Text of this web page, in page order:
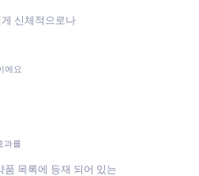
신체적으로나
에요
과를
품 목록에 등재 되어 있는